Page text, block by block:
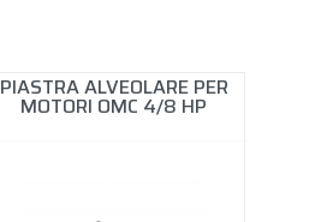
PIASTRA ALVEOLARE PER
MOTORI OMC 4/8 HP